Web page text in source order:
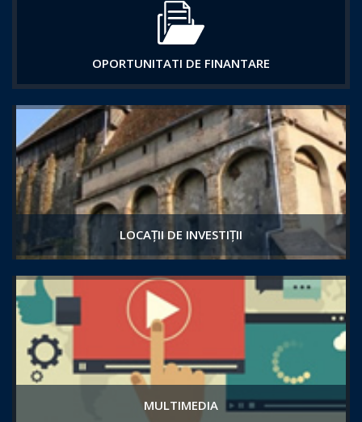
OPORTUNITATI DE FINANTARE
LOCAȚII DE INVESTIȚII
MULTIMEDIA